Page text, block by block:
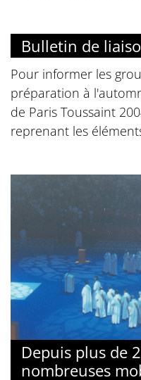
Bulletin de
Pour informer les
préparation à
de Paris Toussaint
reprenant les
Depuis plus de
nombreuses